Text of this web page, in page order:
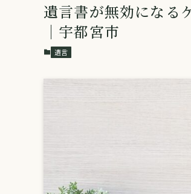
遺言書が無効になる
｜宇都宮市
遺言